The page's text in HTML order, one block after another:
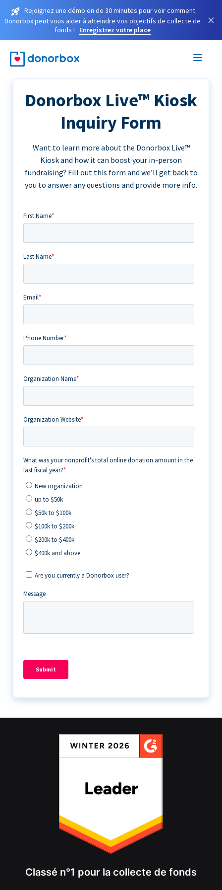
Rejoignez une démo en de 30 minutes pour voir comment
Donorbox peut vous aider à atteindre vos objectifs de collecte de
fonds !
Enregistrez votre place
×
Donorbox Live™ Kiosk
Inquiry Form
Want to learn more about the Donorbox Live™
Kiosk and how it can boost your in-person
fundraising? Fill out this form and we’ll get back to
you to answer any questions and provide more info.
Classé n°1 pour la collecte de fonds